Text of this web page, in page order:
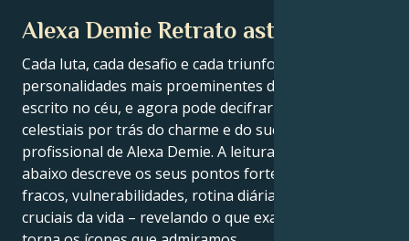
Alexa Demie Retrato astrológico
Cada luta, cada desafio e cada triunfo das
personalidades mais proeminentes do mundo está
escrito no céu, e agora pode decifrar as forças
celestiais por trás do charme e do sucesso
profissional de Alexa Demie. A leitura do mapa natal
abaixo descreve os seus pontos fortes, pontos
fracos, vulnerabilidades, rotina diária e momentos
cruciais da vida – revelando o que exatamente os